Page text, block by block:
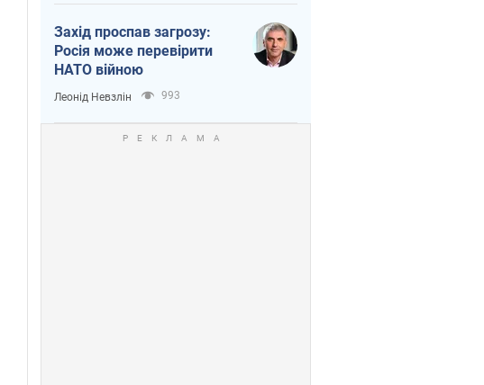
Захід проспав загрозу:
Росія може перевірити
НАТО війною
Леонід Невзлін 993